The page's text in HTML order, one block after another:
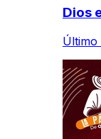
Dios
Último